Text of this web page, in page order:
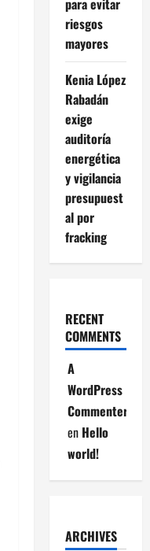
para evitar
riesgos
mayores
Kenia López
Rabadán
exige
auditoría
energética
y vigilancia
presupuest
al por
fracking
RECENT
COMMENTS
A
WordPress
Commenter
en Hello
world!
ARCHIVES